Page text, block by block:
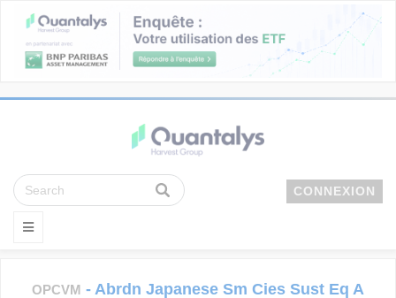
CONNEXION
OPCVM - Abrdn Japanese Sm Cies Sust Eq A